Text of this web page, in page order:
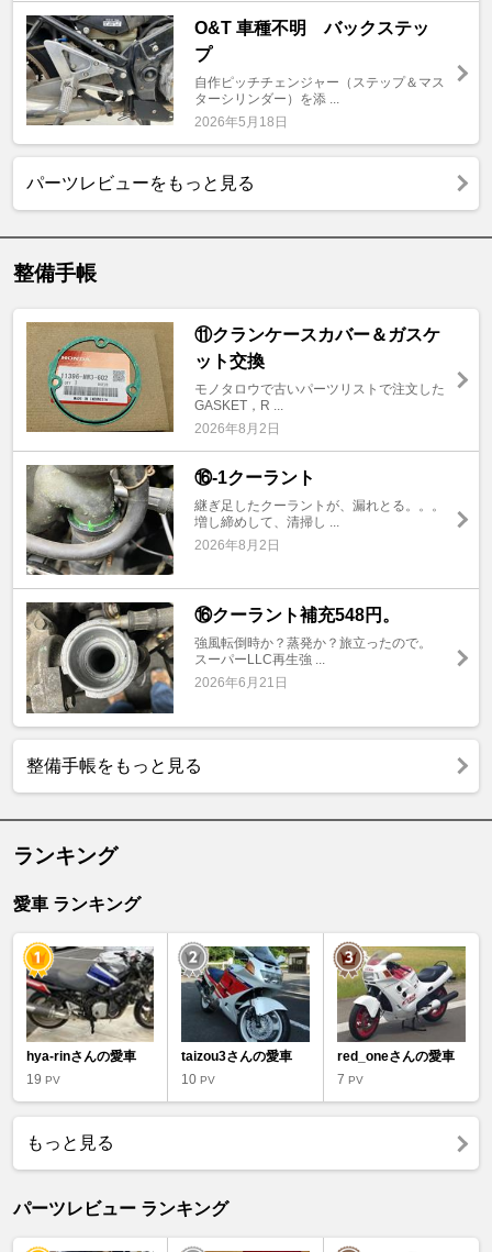
O&T 車種不明 バックステッ
プ
自作ピッチチェンジャー（ステップ＆マス
ターシリンダー）を添 ...
2026年5月18日
パーツレビューをもっと見る
整備手帳
⑪クランケースカバー＆ガスケ
ット交換
モノタロウで古いパーツリストで注文した
GASKET，R ...
2026年8月2日
⑯-1クーラント
継ぎ足したクーラントが、漏れとる。。。
増し締めして、清掃し ...
2026年8月2日
⑯クーラント補充548円。
強風転倒時か？蒸発か？旅立ったので。
スーパーLLC再生強 ...
2026年6月21日
整備手帳をもっと見る
ランキング
愛車 ランキング
hya-rinさんの愛車
19 PV
taizou3さんの愛車
10PV
red_oneさんの愛車
7 PV
もっと見る
パーツレビュー ランキング